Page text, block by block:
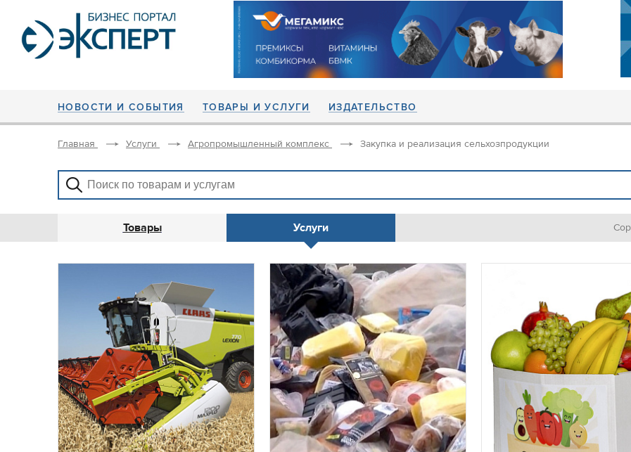
НОВОСТИ И СОБЫТИЯ ТОВАРЫ И УСЛУГИ ИЗДАТЕЛЬСТВО
Главная Услуги Агропромышленный комплекс Закупка и реализация сельхозпродукции
Товары Услуги